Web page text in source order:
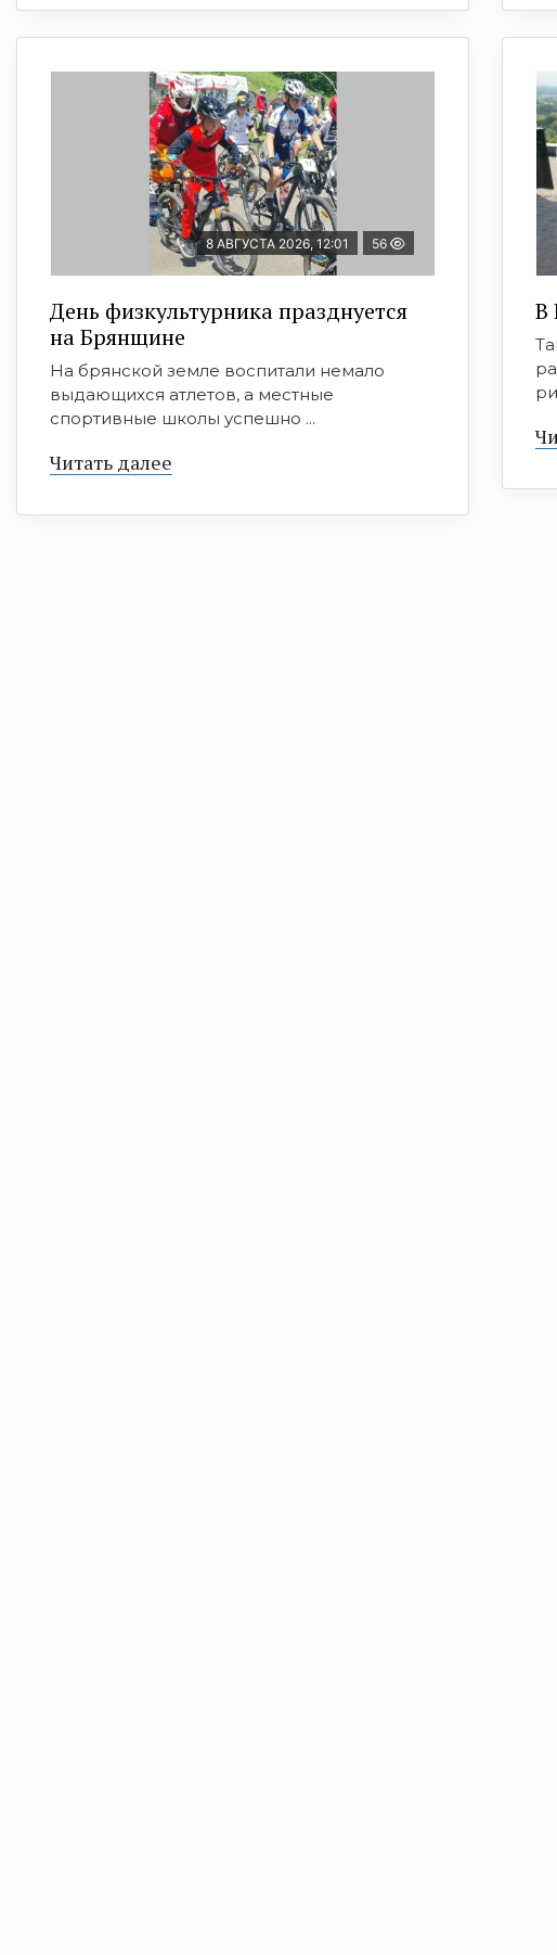
8 АВГУСТА 2026, 12:01 56
День физкультурника празднуется
на Брянщине
На брянской земле воспитали немало
выдающихся атлетов, а местные
спортивные школы успешно ...
Читать далее
В